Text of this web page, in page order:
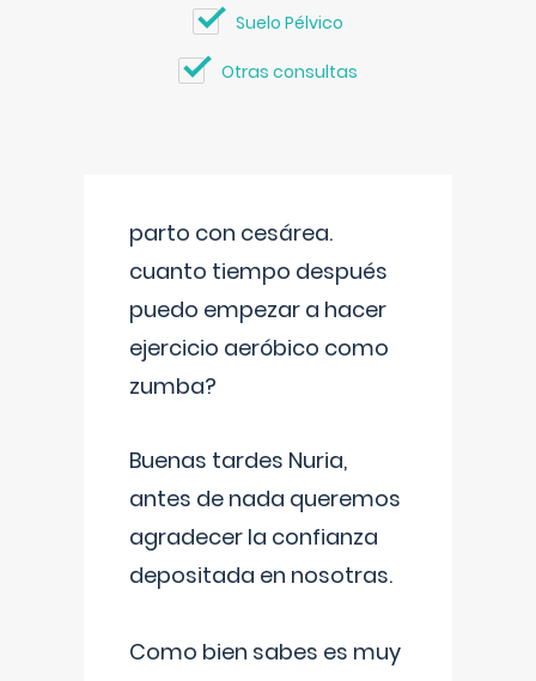
Suelo Pélvico
Otras consultas
parto con cesárea.
cuanto tiempo después
puedo empezar a hacer
ejercicio aeróbico como
zumba?
Buenas tardes Nuria,
antes de nada queremos
agradecer la confianza
depositada en nosotras.
Como bien sabes es muy